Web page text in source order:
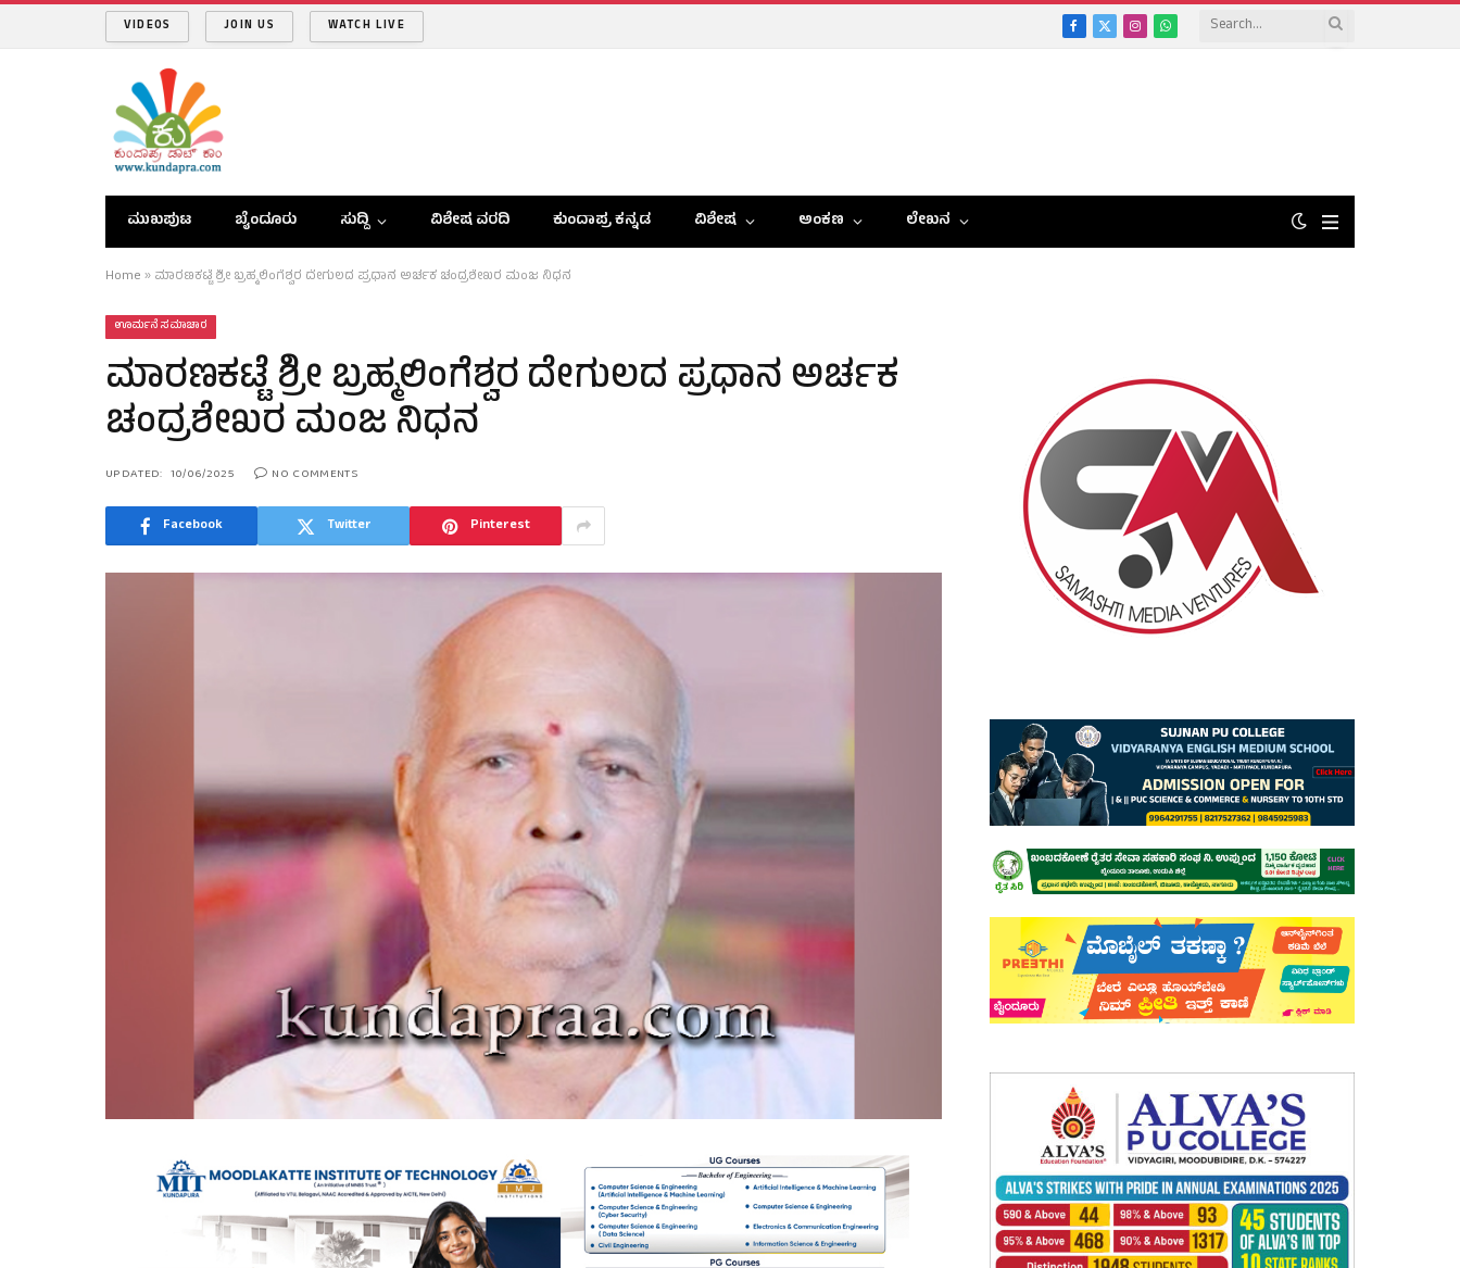
VIDEOS JOIN US WATCH LIVE Facebook
X
InstagramWhatsApp
ಮುಖಪುಟ ಬೈಂದೂರು ಸುದ್ದಿ ವಿಶೇಷ ವರದಿ ಕುಂದಾಪ್ರ ಕನ್ನಡ ವಿಶೇಷ ಅಂಕಣ ಲೇಖನ
Home » ಮಾರಣಕಟ್ಟೆ ಶ್ರೀ ಬ್ರಹ್ಮಲಿಂಗೆಶ್ವರ ದೇಗುಲದ ಪ್ರಧಾನ ಅರ್ಚಕ ಚಂದ್ರಶೇಖರ ಮಂಜ ನಿಧನ
ಊರ್ಮನೆ ಸಮಾಚಾರ
ಮಾರಣಕಟ್ಟೆ ಶ್ರೀ ಬ್ರಹ್ಮಲಿಂಗೆಶ್ವರ ದೇಗುಲದ ಪ್ರಧಾನ ಅರ್ಚಕ
ಚಂದ್ರಶೇಖರ ಮಂಜ ನಿಧನ
UPDATED: 10/06/2025 NO COMMENTS
Facebook Twitter Pinterest